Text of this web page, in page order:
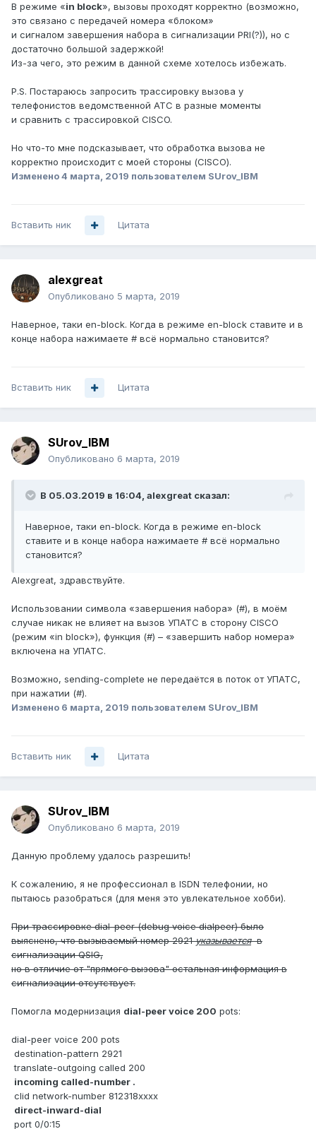
В режиме «in block», вызовы проходят корректно (возможно,
это связано с передачей номера «блоком»
и сигналом завершения набора в сигнализации PRI(?)), но с
достаточно большой задержкой!
Из-за чего, это режим в данной схеме хотелось избежать.
P.S. Постараюсь запросить трассировку вызова у
телефонистов ведомственной АТС в разные моменты
и сравнить с трассировкой CISCO.
Но что-то мне подсказывает, что обработка вызова не
корректно происходит с моей стороны (CISCO).
Изменено4 марта, 2019 пользователем SUrov_IBM
Вставить ник Цитата
alexgreat
Опубликовано 5 марта, 2019
Наверное, таки en-block. Когда в режиме en-block ставите и в
конце набора нажимаете # всё нормально становится?
Вставить ник Цитата
SUrov_IBM
Опубликовано 6 марта, 2019
В 05.03.2019 в 16:04, alexgreat сказал:
Наверное, таки en-block. Когда в режиме en-block
ставите и в конце набора нажимаете # всё нормально
становится?
Alexgreat, здравствуйте.
Использовании символа «завершения набора» (#), в моём
случае никак не влияет на вызов УПАТС в сторону CISCO
(режим «in block»), функция (#) – «завершить набор номера»
включена на УПАТС.
Возможно, sending-complete не передаётся в поток от УПАТС,
при нажатии (#).
Изменено 6 марта, 2019 пользователем SUrov_IBM
Вставить ник Цитата
SUrov_IBM
Опубликовано 6 марта, 2019
Данную проблему удалось разрешить!
К сожалению, я не профессионал в ISDN телефонии, но
пытаюсь разобраться (для меня это увлекательное хобби).
При трассировке dial-peer (debug voice dialpeer) было
выяснено, что вызываемый номер 2921указываетсяв
сигнализации QSIG,
но в отличие от "прямого вызова" остальная информация в
сигнализации отсутствует.
Помогла модернизация dial-peer voice 200 pots:
dial-peer voice 200 pots
destination-pattern 2921
translate-outgoing called 200
incoming called-number .
clid network-number 812318xxxx
direct-inward-dial
port 0/0:15